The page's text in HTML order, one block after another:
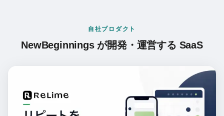
自社プロダクト
NewBeginnings が開発・運営する SaaS